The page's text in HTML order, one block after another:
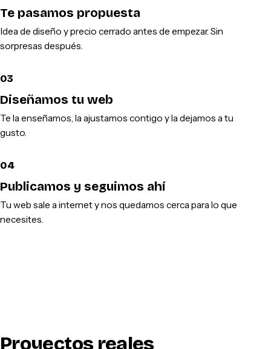
Te pasamos propuesta
Idea de diseño y precio cerrado antes de empezar. Sin
sorpresas después.
03
Diseñamos tu web
Te la enseñamos, la ajustamos contigo y la dejamos a tu
gusto.
04
Publicamos y seguimos ahí
Tu web sale a internet y nos quedamos cerca para lo que
necesites.
Proyectos reales